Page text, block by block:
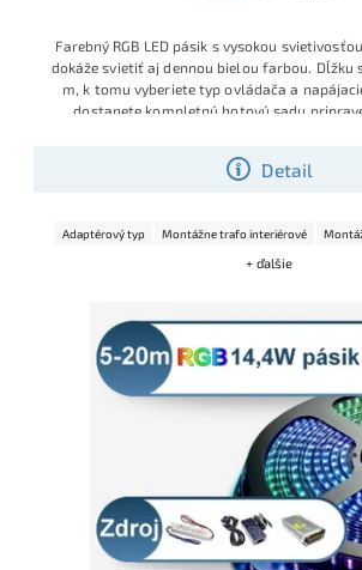
Detail
Farebný RGB LED pásik s vysokou
dokáže svietiť aj dennou bielou farbou. Dĺžku
m, k tomu vyberiete typ ovládača a
dostanete kompletnú hotovú sadu
Adaptérový typ Montážne trafo interiérové
+ ďalšie